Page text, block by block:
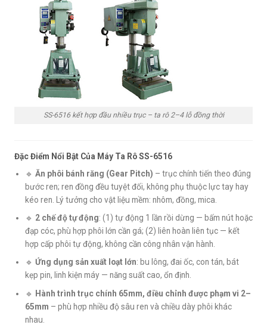
SS-6516 kết hợp đầu nhiều trục – ta rô 2–4 lỗ đồng thời
Đặc Điểm Nổi Bật Của Máy Ta Rô SS-6516
🔹 Ăn phôi bánh răng (Gear Pitch) – trục chính tiến theo đúng
bước ren; ren đồng đều tuyệt đối, không phụ thuộc lực tay hay
kéo ren. Lý tưởng cho vật liệu mềm: nhôm, đồng, mica.
🔹 2 chế độ tự động: (1) tự động 1 lần rồi dừng — bấm nút hoặc
đạp cóc, phù hợp phôi lớn cần gá; (2) liên hoàn liên tục — kết
hợp cấp phôi tự động, không cần công nhân vận hành.
🔹 Ứng dụng sản xuất loạt lớn: bu lông, đai ốc, con tán, bát
kẹp pin, linh kiện máy — năng suất cao, ổn định.
🔹 Hành trình trục chính 65mm, điều chỉnh được phạm vi 2–
65mm – phù hợp nhiều độ sâu ren và chiều dày phôi khác
nhau.